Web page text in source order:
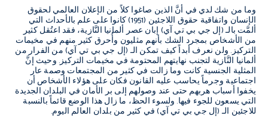
وما من شك لدي في أنَّ الذين صاغوا كلاً من الإعلان العالمي لحقوق
الإنسان واتفاقية حقوق اللاجئين (1951) كانوا على علم بالأحداث التي
ألمَّت بالـ (إل جي بي تي آي) إبان عصر ألمانيا النَّازية، فقد اعتُقل كثير
من الأشخاص بمجرد الشك بأنهم مثليون وأُحرق كثير منهم في مخيمات
التركيز. ولن نعرف أبداً كيف تمكن الـ (إل جي بي تي آي) من الفرار من
ألمانيا النَّازية لتجنب نهايتهم المحتومة في مخيمات التركيز. وحيث إنَّ
المثلية الجنسية كانت وما زالت في كثير من المجتمعات وصمة عار
اجتماعية وجرماً يحاسب عليه القانون فكان على هؤلاء الأشخاص أن
يخفوا أسباب هربهم حتى عند وصولهم إلى بر الأمان في البلدان الجديدة
التي يسعون للجوء فيها. ولسوء الحظ، ما زال هذا الوضع قائماً بالنسبة
للاجئين الـ (إل جي بي تي آي) في كثير من بلدان العالم اليوم.